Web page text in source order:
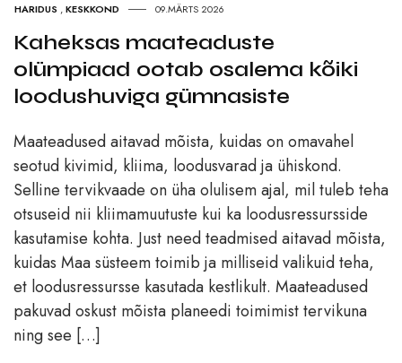
HARIDUS ,KESKKOND 09.MÄRTS 2026
Kaheksas maateaduste
olümpiaad ootab osalema kõiki
loodushuviga gümnasiste
Maateadused aitavad mõista, kuidas on omavahel
seotud kivimid, kliima, loodusvarad ja ühiskond.
Selline tervikvaade on üha olulisem ajal, mil tuleb teha
otsuseid nii kliimamuutuste kui ka loodusressursside
kasutamise kohta. Just need teadmised aitavad mõista,
kuidas Maa süsteem toimib ja milliseid valikuid teha,
et loodusressursse kasutada kestlikult. Maateadused
pakuvad oskust mõista planeedi toimimist tervikuna
ning see […]